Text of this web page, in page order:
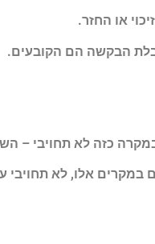
הבקשה הם הקובעים.
אלו, לא תחויבי